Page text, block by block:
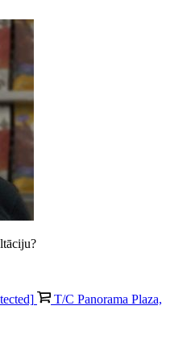
T/C Panorama Plaza,